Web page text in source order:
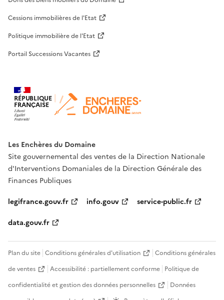
Cessions immobilières de l'Etat
Politique immobilière de l'Etat
Portail Successions Vacantes
RÉPUBLIQUE
FRANÇAISE
Les Enchères du Domaine
Site gouvernemental des ventes de la Direction Nationale
d'Interventions Domaniales de la Direction Générale des
Finances Publiques
legifrance.gouv.fr
info.gouv
service-public.fr
data.gouv.fr
Plan du site Conditions générales d'utilisation
Conditions générales
de ventes
Accessibilité : partiellement conforme Politique de
confidentialité et gestion des données personnelles
Données